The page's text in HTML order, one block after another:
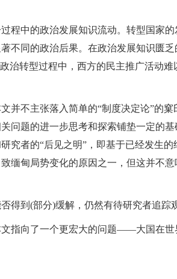
程中的政治发展知识流动。转型国家的
不同的政治后果。在政治发展知识匮乏
治转型过程中，西方的民主推广活动难
并不主张落入简单的“制度决定论”的窠
问题的进一步思考和探索铺垫一定的基
究者的“后见之明”，即基于已经发生的
缅甸局势变化的原因之一，但这并不意
得到(部分)缓解，仍然有待研究者追踪
指向了一个更宏大的问题——大国在世